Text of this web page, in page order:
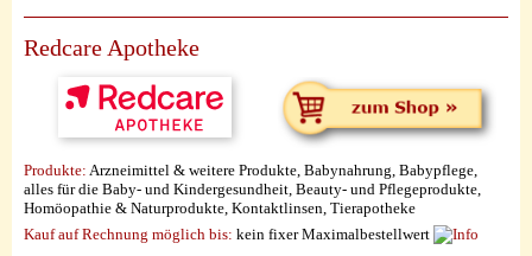
Redcare Apotheke
Produkte: Arzneimittel & weitere Produkte, Babynahrung, Babypflege,
alles für die Baby- und Kindergesundheit, Beauty- und Pflegeprodukte,
Homöopathie & Naturprodukte, Kontaktlinsen, Tierapotheke
Kauf auf Rechnung möglich bis: kein fixer Maximalbestellwert